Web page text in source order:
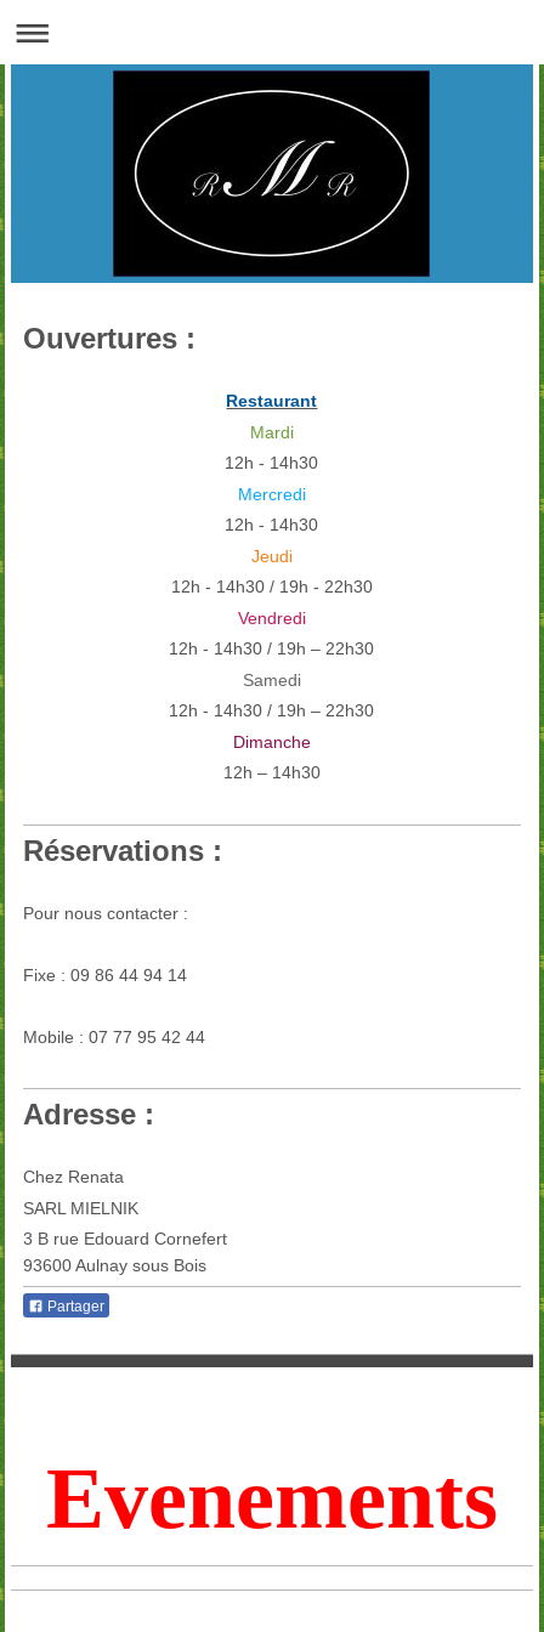
Ouvertures :
Restaurant
Mardi
12h - 14h30
Mercredi
12h - 14h30
Jeudi
12h - 14h30 / 19h - 22h30
Vendredi
12h - 14h30 / 19h – 22h30
Samedi
12h - 14h30 / 19h – 22h30
Dimanche
12h – 14h30
Réservations :
Pour nous contacter :
Fixe : 09 86 44 94 14
Mobile : 07 77 95 42 44
Adresse :
Chez Renata
SARL MIELNIK
3 B rue Edouard Cornefert
93600Aulnay sous Bois
Partager
Evenements